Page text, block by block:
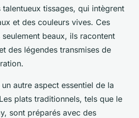
tissages, qui intègrent
et des couleurs vives. Ces
beaux, ils racontent
des légendes transmises de
autre aspect essentiel de la
plats traditionnels, tels que le
sont préparés avec des